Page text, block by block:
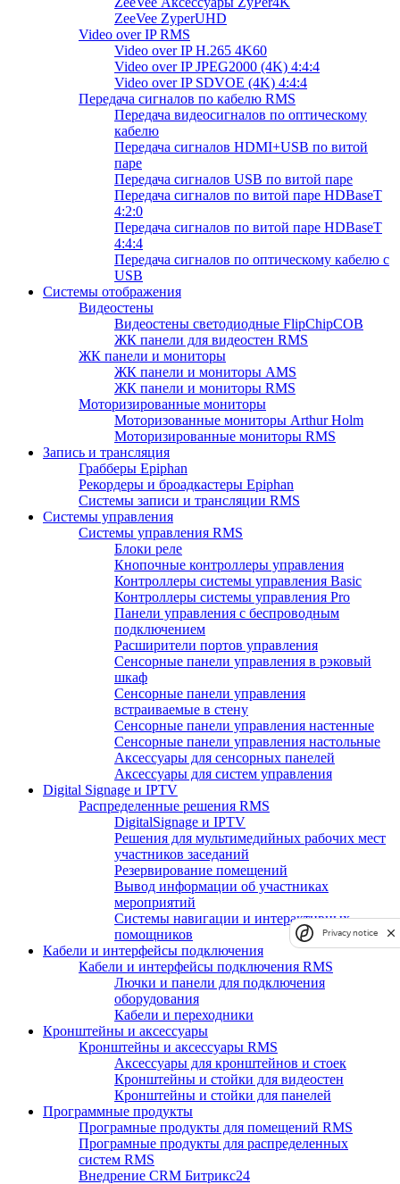
ZeeVee ZyperUHD
Video over IP RMS
Video over IP H.265 4K60
Video over IP JPEG2000 (4K) 4:4:4
Video over IP SDVOE (4K) 4:4:4
Передача сигналов по кабелю RMS
Передача видеосигналов по оптическому
кабелю
Передача сигналов HDMI+USB по витой
паре
Передача сигналов USB по витой паре
Передача сигналов по витой паре HDBaseT
4:2:0
Передача сигналов по витой паре HDBaseT
4:4:4
Передача сигналов по оптическому кабелю с
USB
Системы отображения
Видеостены
Видеостены светодиодные FlipChipCOB
ЖК панели для видеостен RMS
ЖК панели и мониторы
ЖК панели и мониторы AMS
ЖК панели и мониторы RMS
Моторизированные мониторы
Моторизованные мониторы Arthur Holm
Моторизированные мониторы RMS
Запись и трансляция
Грабберы Epiphan
Рекордеры и броадкастеры Epiphan
Системы записи и трансляции RMS
Системы управления
Системы управления RMS
Блоки реле
Кнопочные контроллеры управления
Контроллеры системы управления Basic
Контроллеры системы управления Pro
Панели управления с беспроводным
подключением
Расширители портов управления
Сенсорные панели управления в рэковый
шкаф
Сенсорные панели управления
встраиваемые в стену
Сенсорные панели управления настенные
Сенсорные панели управления настольные
Аксессуары для сенсорных панелей
Аксессуары для систем управления
Digital Signage и IPTV
Распределенные решения RMS
DigitalSignage и IPTV
Решения для мультимедийных рабочих мест
участников заседаний
Резервирование помещений
Вывод информации об участниках
мероприятий
Системы навигации и интерактивных
помощников
Кабели и интерфейсы подключения
Кабели и интерфейсы подключения RMS
Лючки и панели для подключения
оборудования
Кабели и переходники
Кронштейны и аксессуары
Кронштейны и аксессуары RMS
Аксессуары для кронштейнов и стоек
Кронштейны и стойки для видеостен
Кронштейны и стойки для панелей
Программные продукты
Програмные продукты для помещений RMS
Програмные продукты для распределенных
систем RMS
Внедрение CRM Битрикс24
Privacy notice